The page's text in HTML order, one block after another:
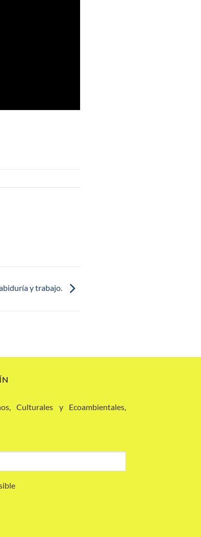
y trabajo.
Culturales y Ecoambientales,